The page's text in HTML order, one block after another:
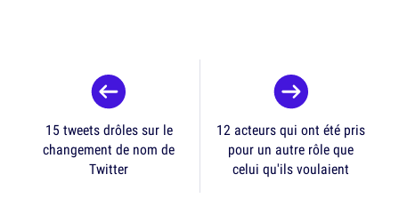
15 tweets drôles sur le
changement de nom de
Twitter
12 acteurs qui ont été pris
pour un autre rôle que
celui qu'ils voulaient